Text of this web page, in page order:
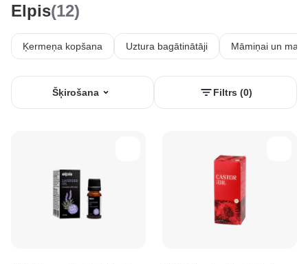
Elpis(12)
Ķermeņa kopšana Uztura bagātinātāji Māmiņai un
Šķirošana Filtrs (0)